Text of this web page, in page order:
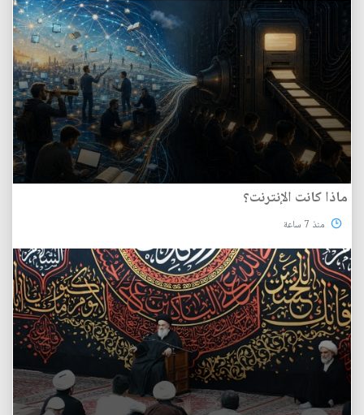
ماذا كانت الإنترنت؟
منذ 7 ساعة